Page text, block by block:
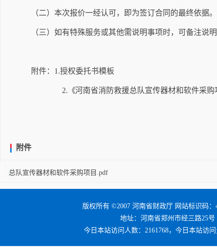
（二）本次报价一经认可，即为签订合同的最终依据。
（三）如有特殊服务或其他需说明事项时，可备注说
附件： 1.授权委托书模板
2. 《河南省消防救援总队宣传器材和软件采购
附件
总队宣传器材和软件采购项目.pdf
版权所有 ©2007 河南省财政厅 网站标识码：
地址：河南省郑州市经三路25号
今日本站访问人数：2161768，今日本站访